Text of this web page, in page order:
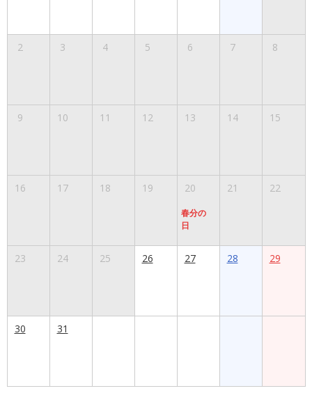
2 3 4 5 6 7 8
9 10 11 12 13 14 15
16 17 18 19 20
春分の
日
21 22
23 24 25 26 27 28 29
30 31